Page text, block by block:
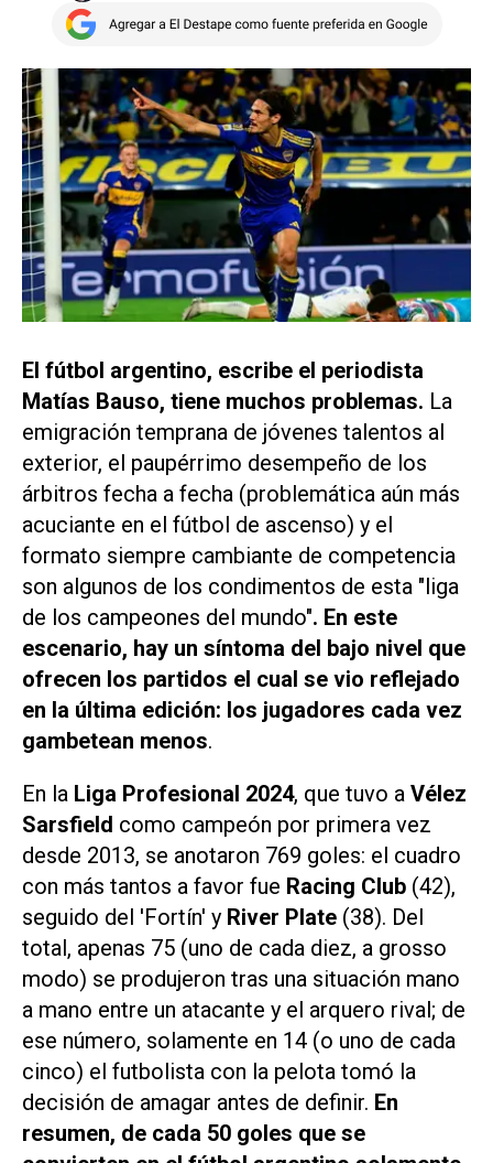
El fútbol argentino, escribe el periodista
Matías Bauso, tiene muchos problemas. La
emigración temprana de jóvenes talentos al
exterior, el paupérrimo desempeño de los
árbitros fecha a fecha (problemática aún más
acuciante en el fútbol de ascenso) y el
formato siempre cambiante de competencia
son algunos de los condimentos de esta "liga
de los campeones del mundo". En este
escenario, hay un síntoma del bajo nivel que
ofrecen los partidos el cual se vio reflejado
en la última edición: los jugadores cada vez
gambetean menos.
En la Liga Profesional 2024, que tuvo a Vélez
Sarsfield como campeón por primera vez
desde 2013, se anotaron 769 goles: el cuadro
con más tantos a favor fue Racing Club (42),
seguido del 'Fortín' y River Plate (38). Del
total, apenas 75 (uno de cada diez, a grosso
modo) se produjeron tras una situación mano
a mano entre un atacante y el arquero rival; de
ese número, solamente en 14 (o uno de cada
cinco) el futbolista con la pelota tomó la
decisión de amagar antes de definir. En
resumen, de cada 50 goles que se